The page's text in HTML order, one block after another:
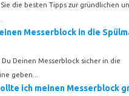
die besten Tipps zur gründlichen
Messerblock in die
Deinen Messerblock sicher in die
geben...
ich meinen Messerblock